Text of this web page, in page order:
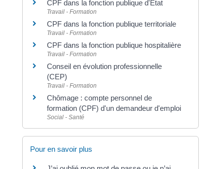
CPF dans la fonction publique d'État
Travail - Formation
CPF dans la fonction publique territoriale
Travail - Formation
CPF dans la fonction publique hospitalière
Travail - Formation
Conseil en évolution professionnelle
(CEP)
Travail - Formation
Chômage : compte personnel de
formation (CPF) d'un demandeur d'emploi
Social - Santé
Pour en savoir plus